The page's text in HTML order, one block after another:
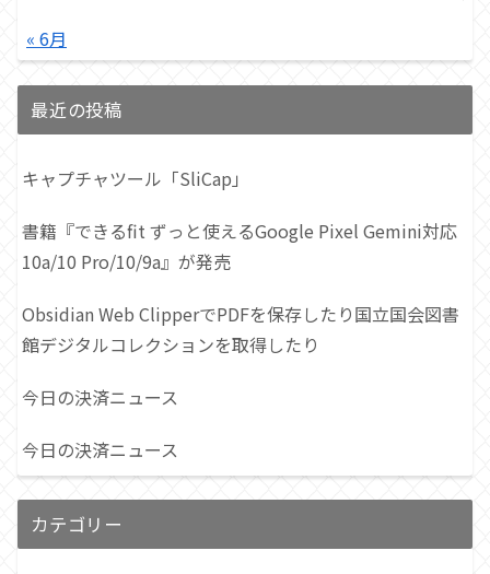
« 6月
最近の投稿
キャプチャツール「SliCap」
書籍『できるfit ずっと使えるGoogle Pixel Gemini対応
10a/10 Pro/10/9a』が発売
Obsidian Web ClipperでPDFを保存したり国立国会図書
館デジタルコレクションを取得したり
今日の決済ニュース
今日の決済ニュース
カテゴリー